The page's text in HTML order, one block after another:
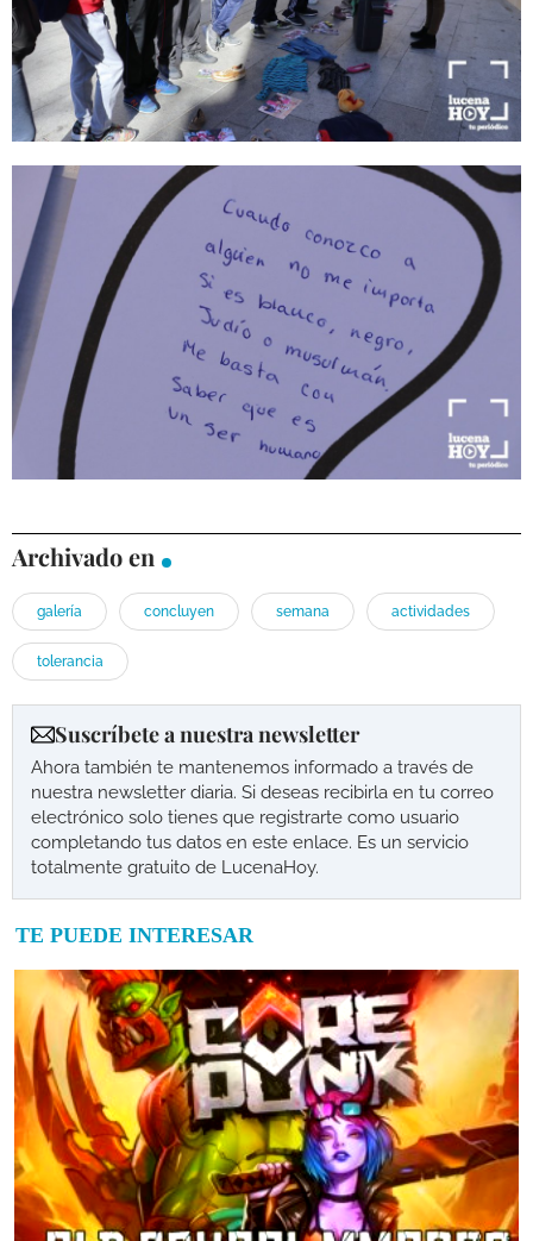
Archivado en
galería concluyen semana actividades
tolerancia
Suscríbete a nuestra newsletter
Ahora también te mantenemos informado a través de
nuestra newsletter diaria. Si deseas recibirla en tu correo
electrónico solo tienes que registrarte como usuario
completando tus datos en este enlace. Es un servicio
totalmente gratuito de LucenaHoy.
TE PUEDE INTERESAR